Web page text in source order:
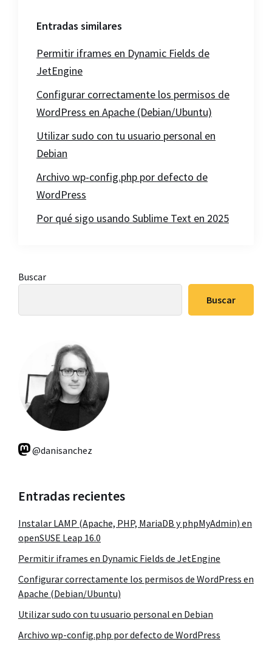
Entradas similares
Permitir iframes en Dynamic Fields de
JetEngine
Configurar correctamente los permisos de
WordPress en Apache (Debian/Ubuntu)
Utilizar sudo con tu usuario personal en
Debian
Archivo wp-config.php por defecto de
WordPress
Por qué sigo usando Sublime Text en 2025
Barra
Buscar
Buscar
@danisanchez
Entradas recientes
Instalar LAMP (Apache, PHP, MariaDB y phpMyAdmin) en
openSUSE Leap 16.0
Permitir iframes en Dynamic Fields de JetEngine
Configurar correctamente los permisos de WordPress en
Apache (Debian/Ubuntu)
Utilizar sudo con tu usuario personal en Debian
Archivo wp-config.php por defecto de WordPress